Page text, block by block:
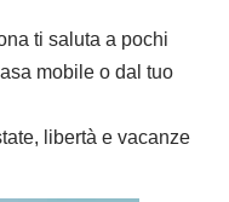
ti saluta a pochi
mobile o dal tuo
libertà e vacanze